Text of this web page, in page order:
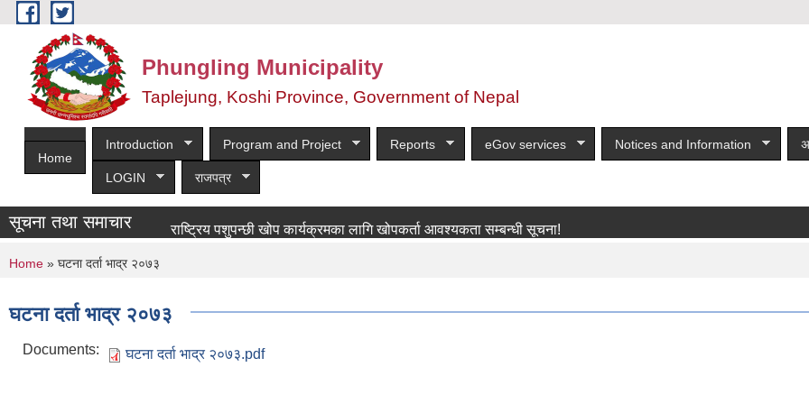
Skip to main content
Phungling Municipality
Taplejung, Koshi Province, Government of Nepal
Home
Introduction Program and Project Reports eGov services Notices and Information
LOGIN राजपत्र
सूचना तथा समाचारराष्ट्रिय पशुपन्छी खोप कार्यक्रमका लागि खोपकर्ता आवश्यकता सम्बन्धी सूचना!
You are here
Home » घटना दर्ता भाद्र २०७३
घटना दर्ता भाद्र २०७३
Documents: घटना दर्ता भाद्र २०७३.pdf